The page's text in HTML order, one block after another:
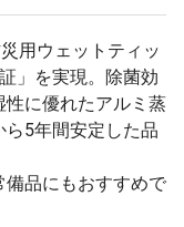
用ウェットティッ
」を実現。除菌効
に優れたアルミ蒸
5年間安定した品
備品にもおすすめで